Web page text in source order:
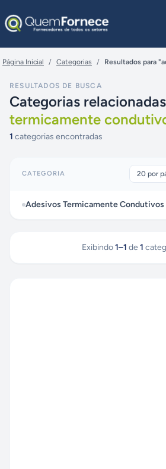
Página Inicial / Categorias / Resultados para
RESULTADOS DE BUSCA
Categorias
termicamente
1 categorias encontradas
CATEGORIA
Adesivos Termicamente Condutivos
Exibindo 1–1 de 1